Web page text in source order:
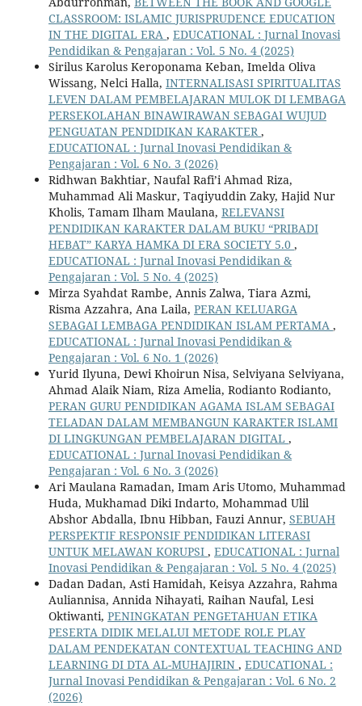
CLASSROOM: ISLAMIC JURISPRUDENCE EDUCATION
IN THE DIGITAL ERA , EDUCATIONAL : Jurnal Inovasi
Pendidikan & Pengajaran : Vol. 5 No. 4 (2025)
Sirilus Karolus Keroponama Keban, Imelda Oliva
Wissang, Nelci Halla, INTERNALISASI SPIRITUALITAS
LEVEN DALAM PEMBELAJARAN MULOK DI LEMBAGA
PERSEKOLAHAN BINAWIRAWAN SEBAGAI WUJUD
PENGUATAN PENDIDIKAN KARAKTER,
EDUCATIONAL : Jurnal Inovasi Pendidikan &
Pengajaran : Vol. 6 No. 3 (2026)
Ridhwan Bakhtiar, Naufal Rafi’i Ahmad Riza,
Muhammad Ali Maskur, Taqiyuddin Zaky, Hajid Nur
Kholis, Tamam Ilham Maulana, RELEVANSI
PENDIDIKAN KARAKTER DALAM BUKU “PRIBADI
HEBAT” KARYA HAMKA DI ERA SOCIETY 5.0 ,
EDUCATIONAL : Jurnal Inovasi Pendidikan &
Pengajaran : Vol. 5 No. 4 (2025)
Mirza Syahdat Rambe, Annis Zalwa, Tiara Azmi,
Risma Azzahra, Ana Laila, PERAN KELUARGA
SEBAGAI LEMBAGA PENDIDIKAN ISLAM PERTAMA ,
EDUCATIONAL : Jurnal Inovasi Pendidikan &
Pengajaran : Vol. 6 No. 1 (2026)
Yurid Ilyuna, Dewi Khoirun Nisa, Selviyana Selviyana,
Ahmad Alaik Niam, Riza Amelia, Rodianto Rodianto,
PERAN GURU PENDIDIKAN AGAMA ISLAM SEBAGAI
TELADAN DALAM MEMBANGUN KARAKTER ISLAMI
DI LINGKUNGAN PEMBELAJARAN DIGITAL ,
EDUCATIONAL : Jurnal Inovasi Pendidikan &
Pengajaran : Vol. 6 No. 3 (2026)
Ari Maulana Ramadan, Imam Aris Utomo, Muhammad
Huda, Mukhamad Diki Indarto, Mohammad Ulil
Abshor Abdalla, Ibnu Hibban, Fauzi Annur, SEBUAH
PERSPEKTIF RESPONSIF PENDIDIKAN LITERASI
UNTUK MELAWAN KORUPSI , EDUCATIONAL : Jurnal
Inovasi Pendidikan & Pengajaran : Vol. 5 No. 4 (2025)
Dadan Dadan, Asti Hamidah, Keisya Azzahra, Rahma
Auliannisa, Annida Nihayati, Raihan Naufal, Lesi
Oktiwanti, PENINGKATAN PENGETAHUAN ETIKA
PESERTA DIDIK MELALUI METODE ROLE PLAY
DALAM PENDEKATAN CONTEXTUAL TEACHING AND
LEARNING DI DTA AL-MUHAJIRIN , EDUCATIONAL :
Jurnal Inovasi Pendidikan & Pengajaran : Vol. 6 No. 2
(2026)